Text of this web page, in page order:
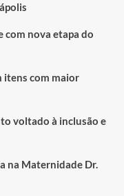
com nova etapa do
itens com maior
voltado à inclusão e
na Maternidade Dr.